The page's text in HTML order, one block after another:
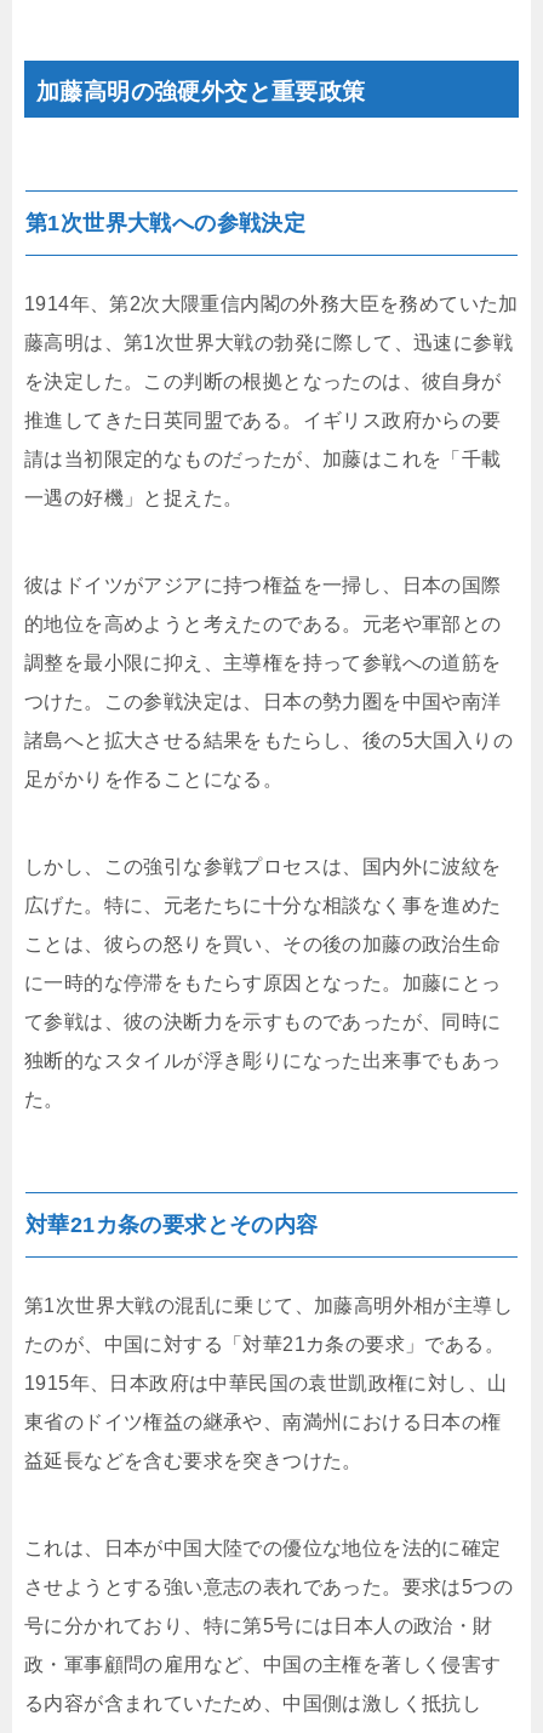
加藤高明の強硬外交と重要政策
第1次世界大戦への参戦決定
1914年、第2次大隈重信内閣の外務大臣を務めていた加
藤高明は、第1次世界大戦の勃発に際して、迅速に参戦
を決定した。この判断の根拠となったのは、彼自身が
推進してきた日英同盟である。イギリス政府からの要
請は当初限定的なものだったが、加藤はこれを「千載
一遇の好機」と捉えた。
彼はドイツがアジアに持つ権益を一掃し、日本の国際
的地位を高めようと考えたのである。元老や軍部との
調整を最小限に抑え、主導権を持って参戦への道筋を
つけた。この参戦決定は、日本の勢力圏を中国や南洋
諸島へと拡大させる結果をもたらし、後の5大国入りの
足がかりを作ることになる。
しかし、この強引な参戦プロセスは、国内外に波紋を
広げた。特に、元老たちに十分な相談なく事を進めた
ことは、彼らの怒りを買い、その後の加藤の政治生命
に一時的な停滞をもたらす原因となった。加藤にとっ
て参戦は、彼の決断力を示すものであったが、同時に
独断的なスタイルが浮き彫りになった出来事でもあっ
た。
対華21カ条の要求とその内容
第1次世界大戦の混乱に乗じて、加藤高明外相が主導し
たのが、中国に対する「対華21カ条の要求」である。
1915年、日本政府は中華民国の袁世凱政権に対し、山
東省のドイツ権益の継承や、南満州における日本の権
益延長などを含む要求を突きつけた。
これは、日本が中国大陸での優位な地位を法的に確定
させようとする強い意志の表れであった。要求は5つの
号に分かれており、特に第5号には日本人の政治・財
政・軍事顧問の雇用など、中国の主権を著しく侵害す
る内容が含まれていたため、中国側は激しく抵抗し